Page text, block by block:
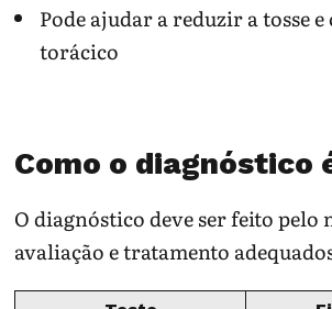
Pode ajudar a reduzir a tosse
torácico
Como o diagnóstico
O diagnóstico deve ser feito pelo
avaliação e tratamento